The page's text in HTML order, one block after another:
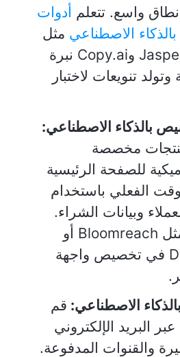
واسع. تتعلم أدوات
الاصطناعي مثل
ClickUp AI وJasper وCopy.ai نبرة
وتولد تنويعات لاختبار
بالذكاء الاصطناعي:
مخصصة
للصفحة الرئيسية
الفعلي باستخدام
وبيانات الشراء.
تساعد أدوات مثل Bloomreach أو
Dynamic Yield في تخصيص واجهة
الاصطناعي: قم
البريد الإلكتروني
والقنوات المدفوعة.